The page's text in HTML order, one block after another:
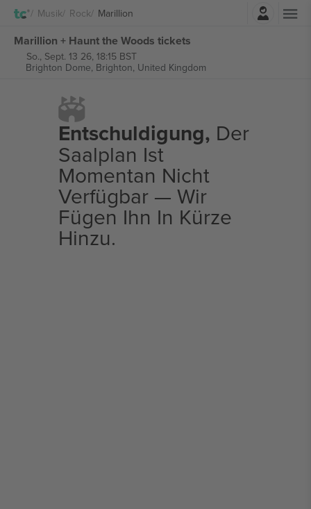
Musik Rock Marillion
Marillion + Haunt the Woods tickets
So., Sept. 13 26, 18:15 BST
Brighton Dome, Brighton, United Kingdom
Entschuldigung, Der
Saalplan Ist
Momentan Nicht
Verfügbar — Wir
Fügen Ihn In Kürze
Hinzu.